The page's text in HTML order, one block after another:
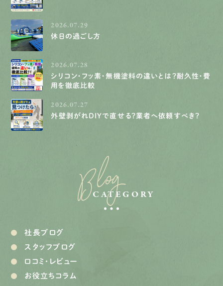
2026.07.29
休日の過ごし方
2026.07.28
シリコン・フッ素・無機塗料の違いとは？耐久性・費
用を徹底比較
2026.07.27
外壁剥がれDIYで直せる？業者へ依頼すべき？
Blog
CATEGORY
社長ブログ
スタッフブログ
口コミ・レビュー
お役立ちコラム